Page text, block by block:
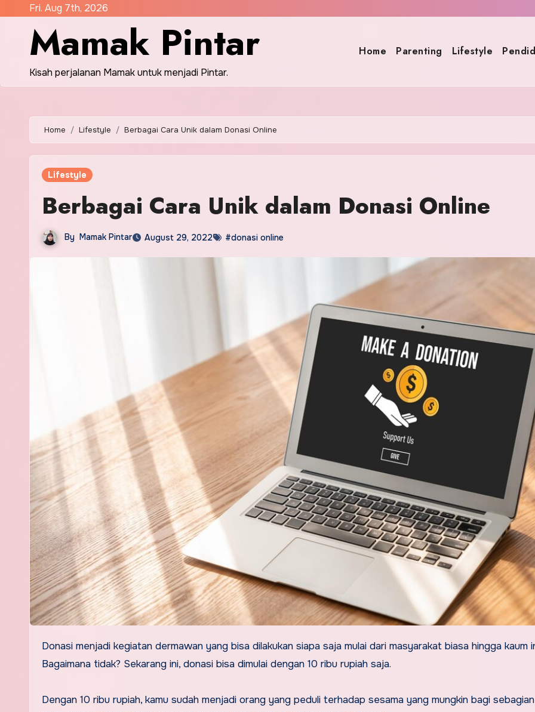
content
Fri. Aug 7th, 2026
Mamak Pintar
Kisah perjalanan Mamak untuk menjadi Pintar.
Home Parenting Lifestyle
Home Lifestyle Berbagai Cara Unik dalam Donasi Online
Lifestyle
Berbagai Cara Unik dalam Donasi Online
By Mamak Pintar August 29, 2022 #donasi online
Donasi menjadi kegiatan dermawan yang bisa dilakukan siapa saja mulai dari masyarakat biasa hingga kaum investor.
Bagaimana tidak? Sekarang ini, donasi bisa dimulai dengan 10 ribu rupiah saja.
Dengan 10 ribu rupiah, kamu sudah menjadi orang yang peduli terhadap sesama yang mungkin bagi